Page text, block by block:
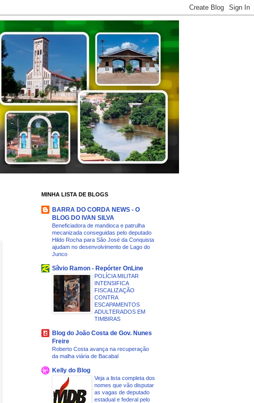
MINHA LISTA DE BLOGS
BARRA DO CORDA NEWS - O
BLOG DO IVAN SILVA
Beneficiadora de mandioca e patrulha
mecanizada conseguidas pelo deputado
Hildo Rocha para São José da Conquista
ajudam no desenvolvimento de Lago do
Junco
Sílvio Ramon - Repórter OnLine
POLÍCIA MILITAR
INTENSIFICA
FISCALIZAÇÃO
CONTRA
ESCAPAMENTOS
ADULTERADOS EM
TIMBIRAS
Blog do João Costa de Gov. Nunes
Freire
Roberto Costa avança na recuperação
da malha viária de Bacabal
Kelly do Blog
Veja a lista completa dos
nomes que vão disputar
as vagas de deputado
estadual e federal pelo